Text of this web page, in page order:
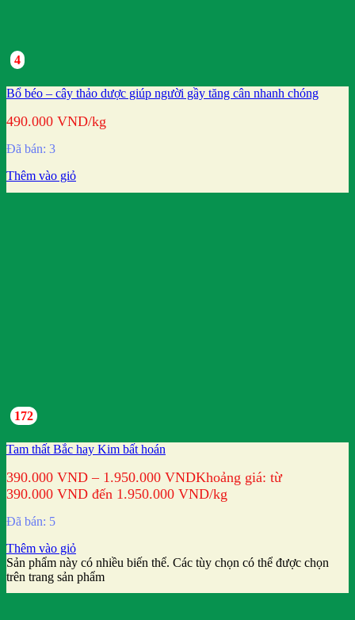
4
Bổ béo – cây thảo dược giúp người gầy tăng cân nhanh chóng
490.000 VND/kg
Đã bán: 3
Thêm vào giỏ
172
Tam thất Bắc hay Kim bất hoán
390.000 VND – 1.950.000 VNDKhoảng giá: từ
390.000 VND đến 1.950.000 VND/kg
Đã bán: 5
Thêm vào giỏ
Sản phẩm này có nhiều biến thể. Các tùy chọn có thể được chọn
trên trang sản phẩm